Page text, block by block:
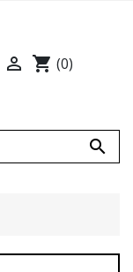

 shopping_cart (0)